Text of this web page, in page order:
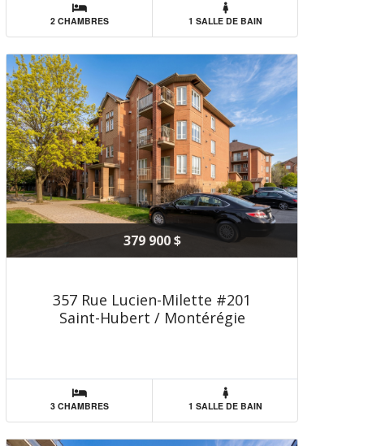
2 CHAMBRES 1 SALLE DE BAIN
379 900 $
357 Rue Lucien-Milette #201
Saint-Hubert / Montérégie
3 CHAMBRES 1 SALLE DE BAIN